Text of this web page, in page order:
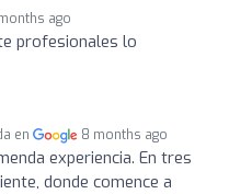
ago
profesionales lo
en 8 months ago
experiencia. En tres
donde comence a